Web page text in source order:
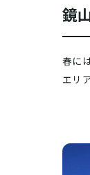
鏡
春に
エリ